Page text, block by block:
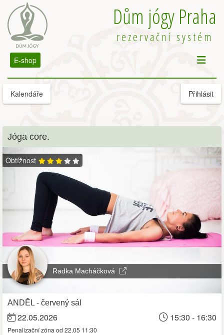
Dům jógy Praha
rezervační systém
E-shop
Kalendáře Přihlásit
Jóga core.
Obtížnost
Radka Macháčková
ANDĚL - červený sál
22.05.2026 15:30 - 16:30
Penalizační zóna od 22.05 11:30